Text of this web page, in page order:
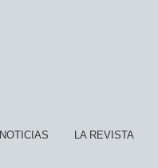
NOTICIAS LA REVISTA